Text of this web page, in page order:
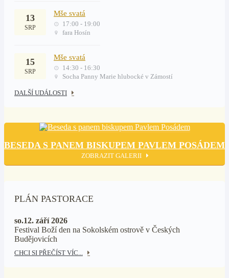
13
SRP
Mše svatá
17:00 - 19:00
fara Hosín
15
SRP
Mše svatá
14:30 - 16:30
Socha Panny Marie hlubocké v Zámostí
DALŠÍ UDÁLOSTI
BESEDA S PANEM BISKUPEM PAVLEM POSÁDEM
ZOBRAZIT GALERII
PLÁN PASTORACE
so.12. září 2026
Festival Boží den na Sokolském ostrově v Českých
Budějovicích
CHCI SI PŘEČÍST VÍC...